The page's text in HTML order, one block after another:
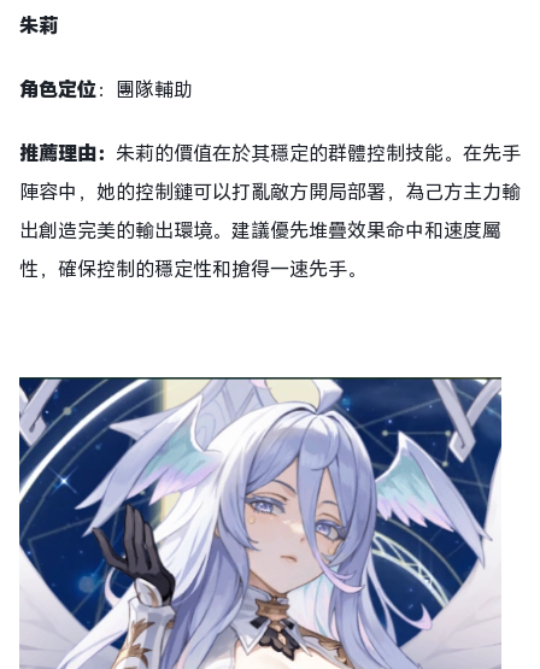
朱莉
角色定位：團隊輔助
推薦理由： 朱莉的價值在於其穩定的群體控制技能。在先手
陣容中，她的控制鏈可以打亂敵方開局部署，為己方主力輸
出創造完美的輸出環境。建議優先堆疊效果命中和速度屬
性，確保控制的穩定性和搶得一速先手。